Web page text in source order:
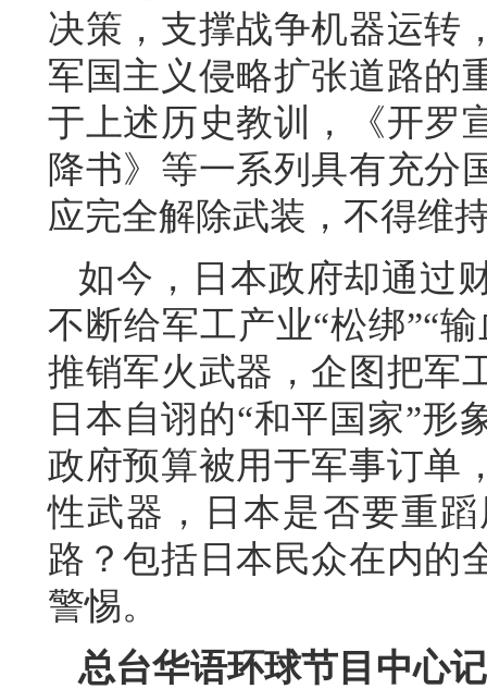
决策，支撑战争机器运转
军国主义侵略扩张道路的
于上述历史教训，《开罗
降书》等一系列具有充分
应完全解除武装，不得维
如今，日本政府却通过
不断给军工产业“松绑”“
推销军火武器，企图把军
日本自诩的“和平国家”形
政府预算被用于军事订单
性武器，日本是否要重
路？包括日本民众在内的
警惕。
总台华语环球节目中心